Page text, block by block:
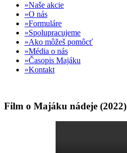
Naše akcie
O nás
Formuláre
Spolupracujeme
Ako môžeš pomôcť
Média o nás
Časopis Majáku
Kontakt
Film o Majáku nádeje (2022)